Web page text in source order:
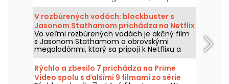
dostupný na Netflixe už od 6. augusta 2026.
V rozbúrených vodách: blockbuster s
Jasonom Stathamom prichádza na Netflix
a HBO Max
Vo veľmi rozbúrených vodách je akčný film
s Jasonom Stathamom a obrovskými
megalodónmi, ktorý sa pripojí k Netflixu a
HBO Max dňa 2. augusta 2026.
Rýchlo a zbesilo 7 prichádza na Prime
Video spolu s ďalšími 9 filmami zo série